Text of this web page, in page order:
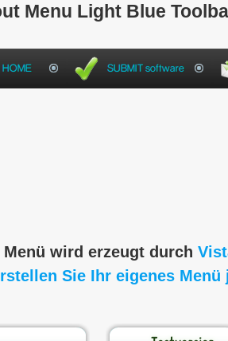
Menu Light Blue
Menü wird erzeugt durch
Sie Ihr eigenes Menü